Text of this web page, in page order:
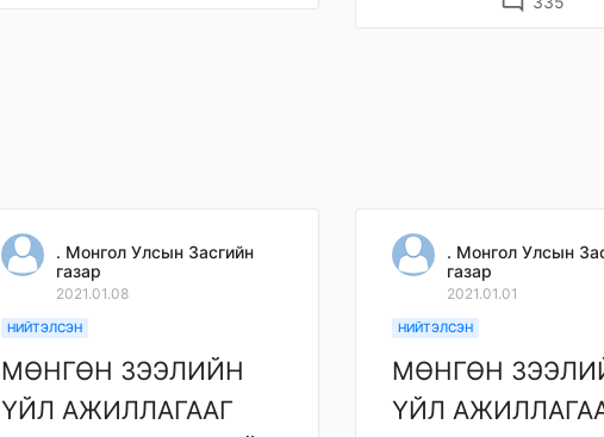
. Монгол Улсын Засгийн
газар
2021.01.08
НИЙТЭЛСЭН
МӨНГӨН ЗЭЭЛИЙН
ҮЙЛ АЖИЛЛАГААГ
. Монгол Улсын
газар
2021.01.01
НИЙТЭЛСЭН
МӨНГӨН
ҮЙЛ